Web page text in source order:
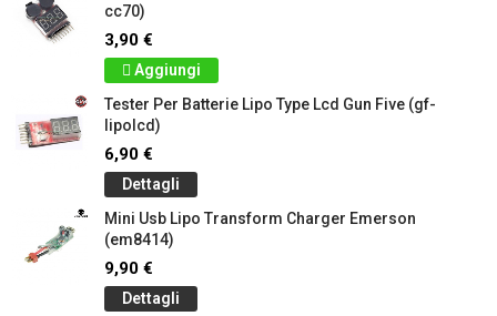
cc70)
3,90 €
Aggiungi
Tester Per Batterie Lipo Type Lcd Gun Five (gf-
lipolcd)
6,90 €
Dettagli
Mini Usb Lipo Transform Charger Emerson
(em8414)
9,90 €
Dettagli